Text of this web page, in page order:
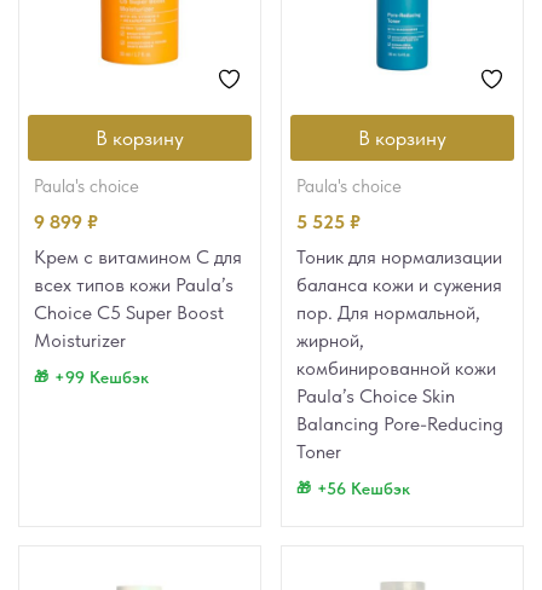
В корзину
paula's choice
9 899 ₽
Крем c витамином С для
всех типов кожи Paula’s
Choice C5 Super Boost
Moisturizer
+99 Кешбэк
В корзину
paula's choice
5 525 ₽
Тоник для нормализации
баланса кожи и сужения
пор. Для нормальной,
жирной,
комбинированной кожи
Paula’s Choice Skin
Balancing Pore-Reducing
Toner
+56 Кешбэк